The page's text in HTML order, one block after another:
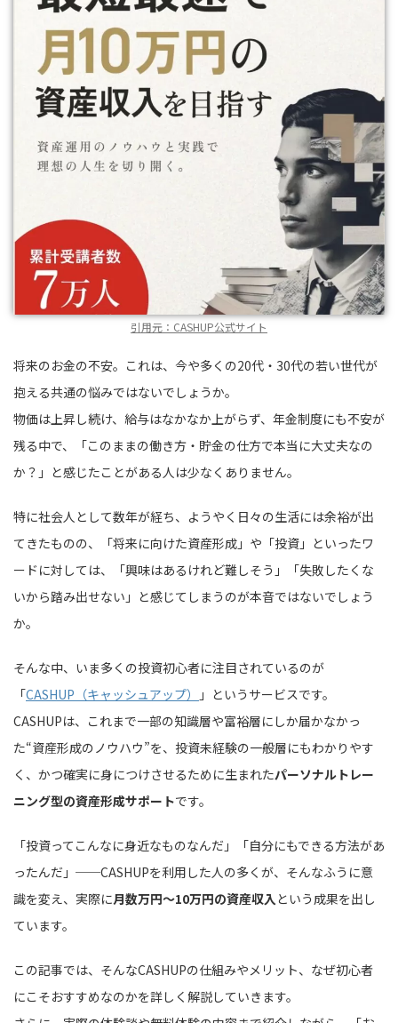
引用元：CASHUP公式サイト
将来のお金の不安。これは、今や多くの20代・30代の若い世代が
抱える共通の悩みではないでしょうか。
物価は上昇し続け、給与はなかなか上がらず、年金制度にも不安が
残る中で、「このままの働き方・貯金の仕方で本当に大丈夫なの
か？」と感じたことがある人は少なくありません。
特に社会人として数年が経ち、ようやく日々の生活には余裕が出
てきたものの、「将来に向けた資産形成」や「投資」といったワ
ードに対しては、「興味はあるけれど難しそう」「失敗したくな
いから踏み出せない」と感じてしまうのが本音ではないでしょう
か。
そんな中、いま多くの投資初心者に注目されているのが
「CASHUP（キャッシュアップ）
」というサービスです。
CASHUPは、これまで一部の知識層や富裕層にしか届かなかっ
た“資産形成のノウハウ”を、投資未経験の一般層にもわかりやす
く、かつ確実に身につけさせるために生まれたパーソナルトレー
ニング型の資産形成サポートです。
「投資ってこんなに身近なものなんだ」「自分にもできる方法があ
ったんだ」──CASHUPを利用した人の多くが、そんなふうに意
識を変え、実際に月数万円〜10万円の資産収入という成果を出し
ています。
この記事では、そんなCASHUPの仕組みやメリット、なぜ初心者
にこそおすすめなのかを詳しく解説していきます。